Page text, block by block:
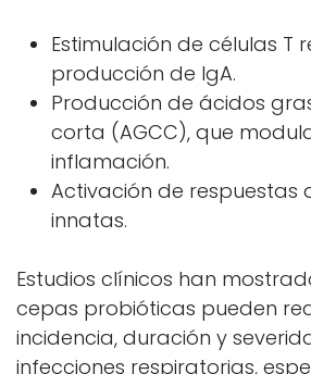
Estimulación de células T
producción de IgA.
Producción de ácidos
corta (AGCC), que
inflamación.
Activación de respuestas
innatas.
Estudios clínicos han
cepas probióticas pueden
incidencia, duración y
infecciones respiratorias,